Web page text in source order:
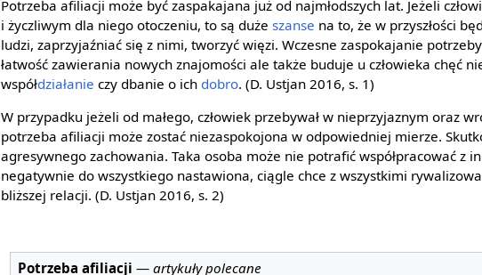
Potrzeba afiliacji może być zaspakajana już od najmłodszych lat. Jeżeli
i życzliwym dla niego otoczeniu, to są dużeszanse na to, że w przyszłości
ludzi, zaprzyjaźniać się z nimi, tworzyć więzi. Wczesne zaspokajanie
łatwość zawierania nowych znajomości ale także buduje u człowieka chęć
współdziałanie czy dbanie o ich dobro. (D. Ustjan 2016, s. 1)
W przypadku jeżeli od małego, człowiek przebywał w nieprzyjaznym oraz
potrzeba afiliacji może zostać niezaspokojona w odpowiedniej mierze.
agresywnego zachowania. Taka osoba może nie potrafić współpracować z
negatywnie do wszystkiego nastawiona, ciągle chce z wszystkimi
bliższej relacji. (D. Ustjan 2016, s. 2)
Potrzeba afiliacji — artykuły polecane